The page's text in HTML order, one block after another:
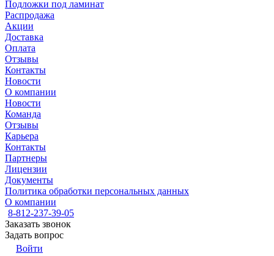
Подложки под ламинат
Распродажа
Акции
Доставка
Оплата
Отзывы
Контакты
Новости
О компании
Новости
Команда
Отзывы
Карьера
Контакты
Партнеры
Лицензии
Документы
Политика обработки персональных данных
О компании
8-812-237-39-05
Заказать звонок
Задать вопрос
Войти